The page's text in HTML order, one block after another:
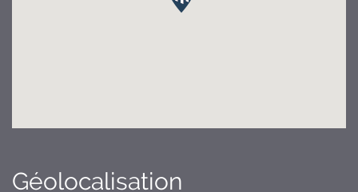
Géolocalisation